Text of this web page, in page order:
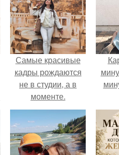
Самые красивые
кадры рождаются
не в студии, а в
моменте.